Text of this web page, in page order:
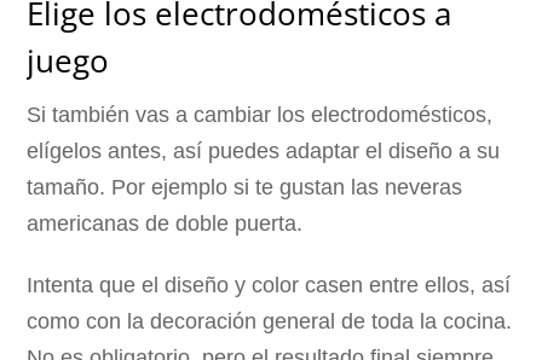
Elige los electrodomésticos a
juego
Si también vas a cambiar los electrodomésticos,
elígelos antes, así puedes adaptar el diseño a su
tamaño. Por ejemplo si te gustan las neveras
americanas de doble puerta.
Intenta que el diseño y color casen entre ellos, así
como con la decoración general de toda la cocina.